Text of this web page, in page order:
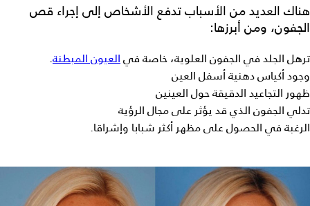
هناك العديد من الأسباب تدفع الأشخاص إلى إجراء قص
الجفون، ومن أبرزها:
ترهل الجلد في الجفون العلوية، خاصة في العيون المبطنة.
وجود أكياس دهنية أسفل العين
ظهور التجاعيد الدقيقة حول العينين
تدلي الجفون الذي قد يؤثر على مجال الرؤية
الرغبة في الحصول على مظهر أكثر شبابا وإشراقا.